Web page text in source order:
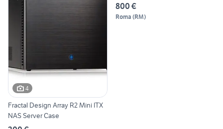
4
Fractal Design Array R2 Mini ITX
NAS Server Case
800 €
Roma (RM)